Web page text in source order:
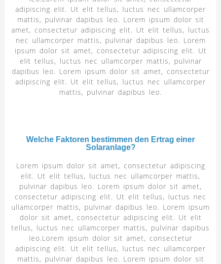
adipiscing elit. Ut elit tellus, luctus nec ullamcorper
mattis, pulvinar dapibus leo. Lorem ipsum dolor sit
amet, consectetur adipiscing elit. Ut elit tellus, luctus
nec ullamcorper mattis, pulvinar dapibus leo. Lorem
ipsum dolor sit amet, consectetur adipiscing elit. Ut
elit tellus, luctus nec ullamcorper mattis, pulvinar
dapibus leo. Lorem ipsum dolor sit amet, consectetur
adipiscing elit. Ut elit tellus, luctus nec ullamcorper
mattis, pulvinar dapibus leo.
Welche Faktoren bestimmen den Ertrag einer
Solaranlage?
Lorem ipsum dolor sit amet, consectetur adipiscing
elit. Ut elit tellus, luctus nec ullamcorper mattis,
pulvinar dapibus leo. Lorem ipsum dolor sit amet,
consectetur adipiscing elit. Ut elit tellus, luctus nec
ullamcorper mattis, pulvinar dapibus leo. Lorem ipsum
dolor sit amet, consectetur adipiscing elit. Ut elit
tellus, luctus nec ullamcorper mattis, pulvinar dapibus
leo.Lorem ipsum dolor sit amet, consectetur
adipiscing elit. Ut elit tellus, luctus nec ullamcorper
mattis, pulvinar dapibus leo. Lorem ipsum dolor sit